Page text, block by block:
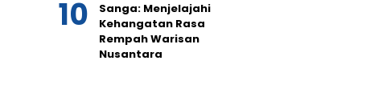
Sanga: Menjelajahi
Kehangatan Rasa
Rempah Warisan
Nusantara